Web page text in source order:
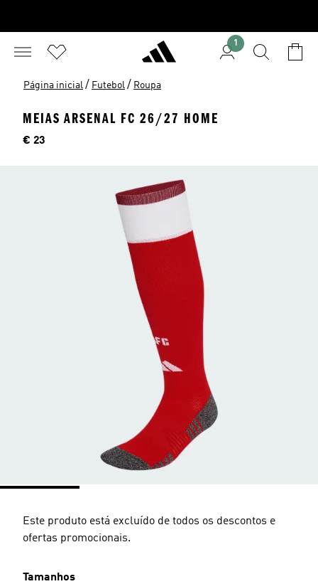
1
Página inicial / Futebol / Roupa
MEIAS ARSENAL FC 26/27 HOME
Preço
€ 23
Este produto está excluído de todos os descontos e
ofertas promocionais.
Tamanhos